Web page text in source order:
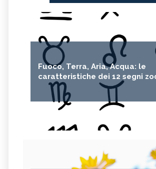
Fuoco, Terra, Aria, Acqua: le
caratteristiche dei 12 segni